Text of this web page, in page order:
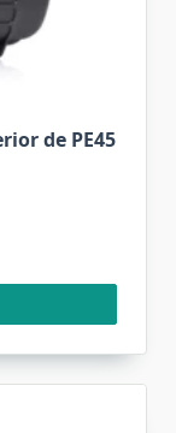
de PE45